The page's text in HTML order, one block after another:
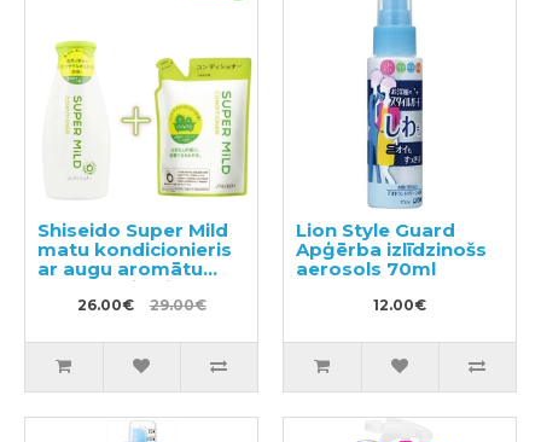
Shiseido Super Mild
matu kondicionieris
ar augu aromātu
220ml + pildviela
400ml26.00€ 29.00€
Lion Style Guard
Apģērba izlīdzinošs
aerosols 70ml
12.00€